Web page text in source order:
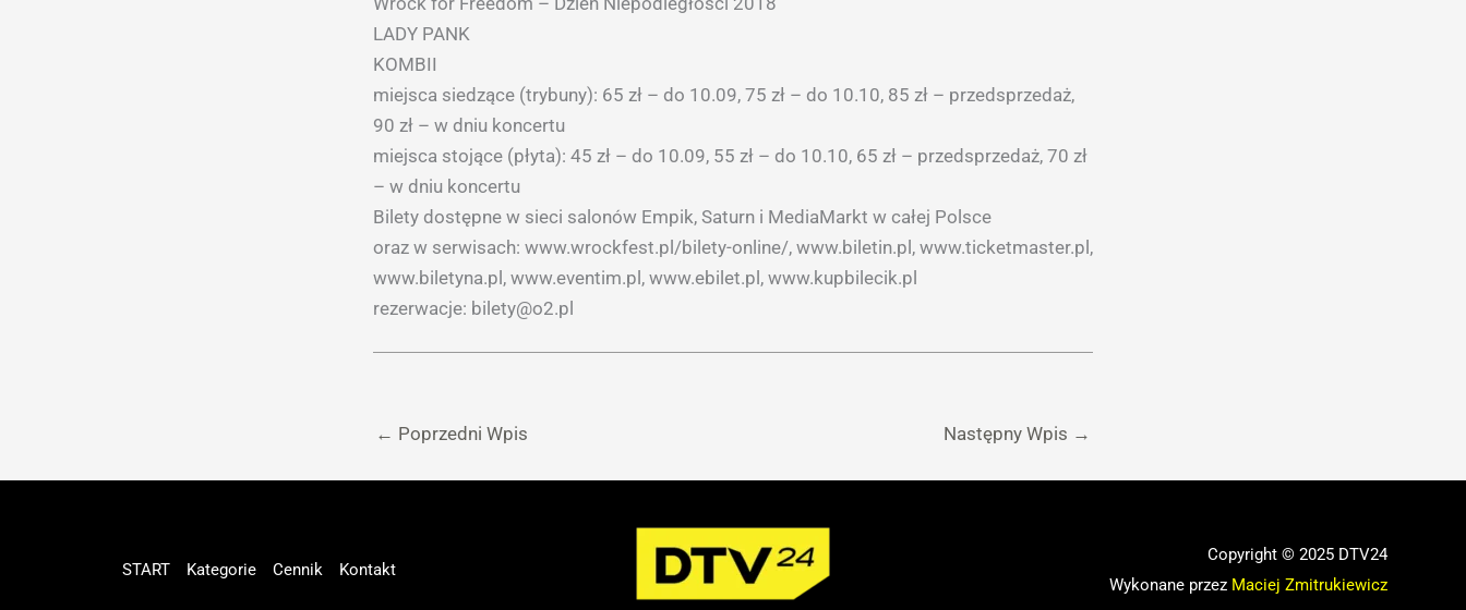
LADY PANK
KOMBII
miejsca siedzące (trybuny): 65 zł – do 10.09, 75 zł – do 10.10, 85 zł – przedsprzedaż,
90 zł – w dniu koncertu
miejsca stojące (płyta): 45 zł – do 10.09, 55 zł – do 10.10, 65 zł – przedsprzedaż, 70 zł
– w dniu koncertu
Bilety dostępne w sieci salonów Empik, Saturn i MediaMarkt w całej Polsce
oraz w serwisach: www.wrockfest.pl/bilety-online/, www.biletin.pl, www.ticketmaster.pl,
www.biletyna.pl, www.eventim.pl, www.ebilet.pl, www.kupbilecik.pl
rezerwacje: bilety@o2.pl
← Poprzedni Wpis Następny Wpis →
START Kategorie Cennik Kontakt
Copyright © 2025 DTV24
Wykonane przez Maciej Zmitrukiewicz